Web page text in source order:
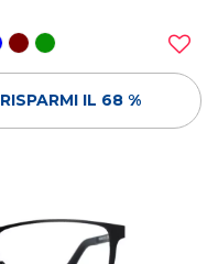
RISPARMI IL 68 %